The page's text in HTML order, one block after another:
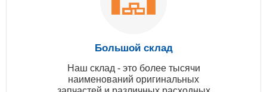
Большой склад
Наш склад - это более тысячи
наименований оригинальных